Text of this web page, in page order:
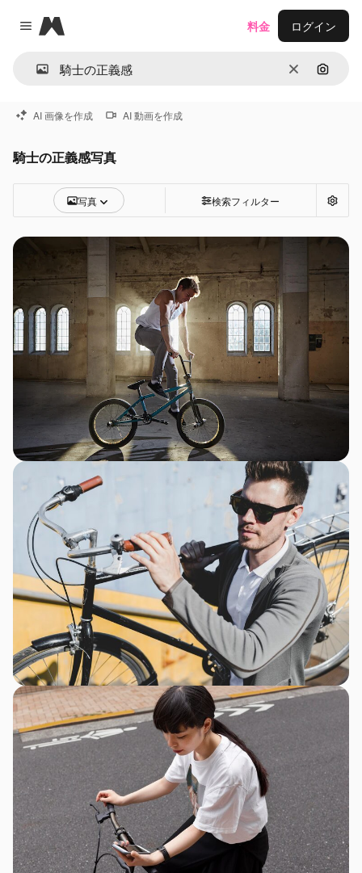
Close menu
Magnific
消去 画像で
料金 ログイン
AI 画像を作成 AI 動画を作成
騎士の正義感写真
写真 検索フィルター